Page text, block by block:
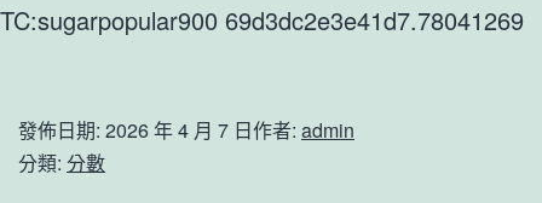
TC:sugarpopular900 69d3dc2e3e41d7.78041269
發佈日期: 2026 年 4 月 7 日作者: admin
分類: 分數